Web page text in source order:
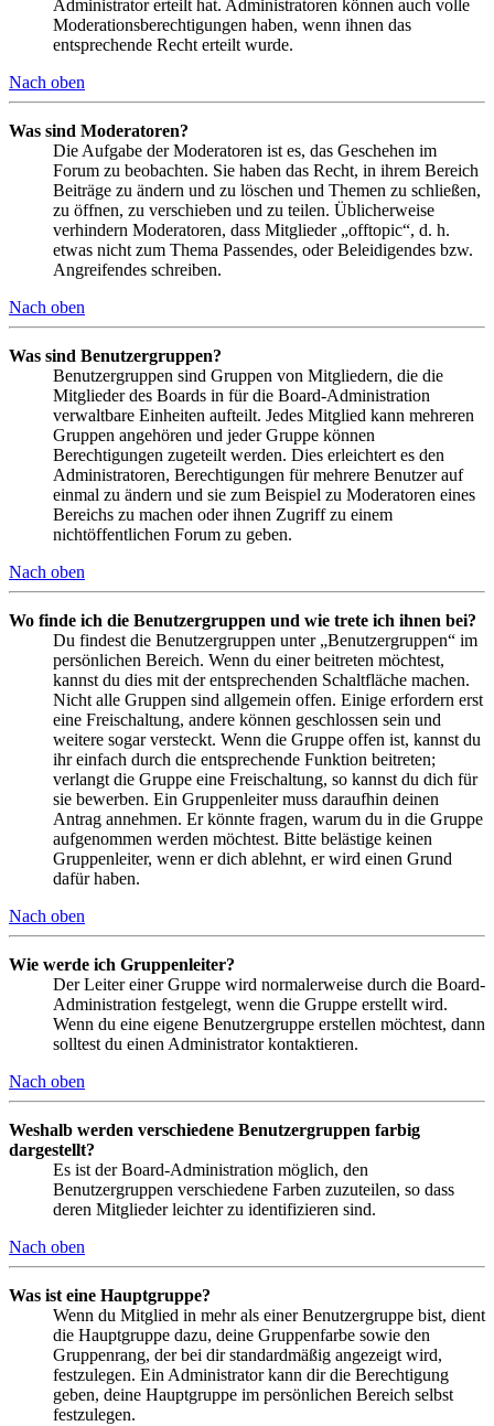
Administrator erteilt hat. Administratoren können auch volle
Moderationsberechtigungen haben, wenn ihnen das
entsprechende Recht erteilt wurde.
Nach oben
Was sind Moderatoren?
Die Aufgabe der Moderatoren ist es, das Geschehen im
Forum zu beobachten. Sie haben das Recht, in ihrem Bereich
Beiträge zu ändern und zu löschen und Themen zu schließen,
zu öffnen, zu verschieben und zu teilen. Üblicherweise
verhindern Moderatoren, dass Mitglieder „offtopic“, d. h.
etwas nicht zum Thema Passendes, oder Beleidigendes bzw.
Angreifendes schreiben.
Nach oben
Was sind Benutzergruppen?
Benutzergruppen sind Gruppen von Mitgliedern, die die
Mitglieder des Boards in für die Board-Administration
verwaltbare Einheiten aufteilt. Jedes Mitglied kann mehreren
Gruppen angehören und jeder Gruppe können
Berechtigungen zugeteilt werden. Dies erleichtert es den
Administratoren, Berechtigungen für mehrere Benutzer auf
einmal zu ändern und sie zum Beispiel zu Moderatoren eines
Bereichs zu machen oder ihnen Zugriff zu einem
nichtöffentlichen Forum zu geben.
Nach oben
Wo finde ich die Benutzergruppen und wie trete ich ihnen bei?
Du findest die Benutzergruppen unter „Benutzergruppen“ im
persönlichen Bereich. Wenn du einer beitreten möchtest,
kannst du dies mit der entsprechenden Schaltfläche machen.
Nicht alle Gruppen sind allgemein offen. Einige erfordern erst
eine Freischaltung, andere können geschlossen sein und
weitere sogar versteckt. Wenn die Gruppe offen ist, kannst du
ihr einfach durch die entsprechende Funktion beitreten;
verlangt die Gruppe eine Freischaltung, so kannst du dich für
sie bewerben. Ein Gruppenleiter muss daraufhin deinen
Antrag annehmen. Er könnte fragen, warum du in die Gruppe
aufgenommen werden möchtest. Bitte belästige keinen
Gruppenleiter, wenn er dich ablehnt, er wird einen Grund
dafür haben.
Nach oben
Wie werde ich Gruppenleiter?
Der Leiter einer Gruppe wird normalerweise durch die Board-
Administration festgelegt, wenn die Gruppe erstellt wird.
Wenn du eine eigene Benutzergruppe erstellen möchtest, dann
solltest du einen Administrator kontaktieren.
Nach oben
Weshalb werden verschiedene Benutzergruppen farbig
dargestellt?
Es ist der Board-Administration möglich, den
Benutzergruppen verschiedene Farben zuzuteilen, so dass
deren Mitglieder leichter zu identifizieren sind.
Nach oben
Was ist eine Hauptgruppe?
Wenn du Mitglied in mehr als einer Benutzergruppe bist, dient
die Hauptgruppe dazu, deine Gruppenfarbe sowie den
Gruppenrang, der bei dir standardmäßig angezeigt wird,
festzulegen. Ein Administrator kann dir die Berechtigung
geben, deine Hauptgruppe im persönlichen Bereich selbst
festzulegen.